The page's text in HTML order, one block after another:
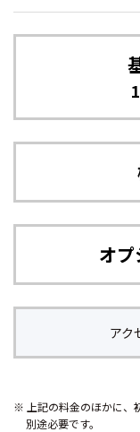
オプ
アク
上記の料金のほかに、
別途必要です。